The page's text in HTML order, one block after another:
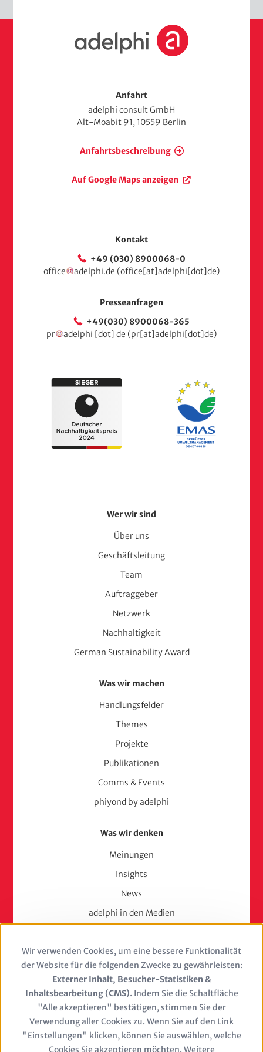
t
a
t
Anfahrt
adelphi consult GmbH
Alt-Moabit 91, 10559 Berlin
Anfahrtsbeschreibung
Auf Google Maps anzeigen
Kontakt
+49 (030) 8900068-0
office
adelphi.de (office[at]adelphi[dot]de)
Presseanfragen
+49(030) 8900068-365
pr
adelphi [dot] de (pr[at]adelphi[dot]de)
Wer wir sind
Über uns
Geschäftsleitung
Team
Auftraggeber
Netzwerk
Nachhaltigkeit
German Sustainability Award
Was wir machen
Handlungsfelder
Themes
Projekte
Publikationen
Comms & Events
phiyond by adelphi
Was wir denken
Meinungen
Insights
News
adelphi in den Medien
Karriere
Berufserfahrene
Berufseinsteiger & Trainees
Studierende
Stellenangebote
Use
of
personal
data
Wir verwenden Cookies, um eine bessere Funktionalität
der Website für die folgenden Zwecke zu gewährleisten:
Externer Inhalt, Besucher-Statistiken &
Inhaltsbearbeitung (CMS). Indem Sie die Schaltfläche
"Alle akzeptieren" bestätigen, stimmen Sie der
Verwendung aller Cookies zu. Wenn Sie auf den Link
"Einstellungen" klicken, können Sie auswählen, welche
Cookies Sie akzeptieren möchten. Weitere